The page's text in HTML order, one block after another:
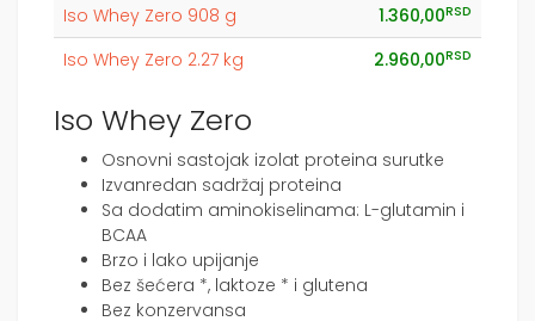
Iso Whey Zero 908 g 1.360,00RSD
Iso Whey Zero 2.27 kg 2.960,00RSD
Iso Whey Zero
Osnovni sastojak izolat proteina surutke
Izvanredan sadržaj proteina
Sa dodatim aminokiselinama: L-glutamin i
BCAA
Brzo i lako upijanje
Bez šećera *, laktoze * i glutena
Bez konzervansa